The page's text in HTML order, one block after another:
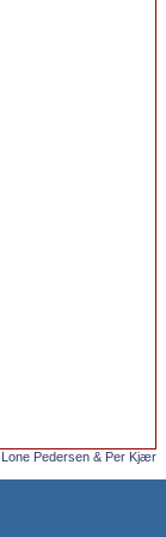
Pedersen & Per Kjær